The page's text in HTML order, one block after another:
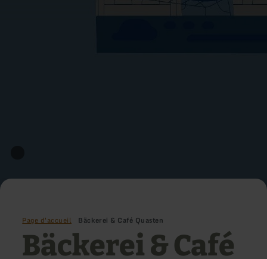
Page d'accueil Bäckerei & Café Quasten
Bäckerei & Café